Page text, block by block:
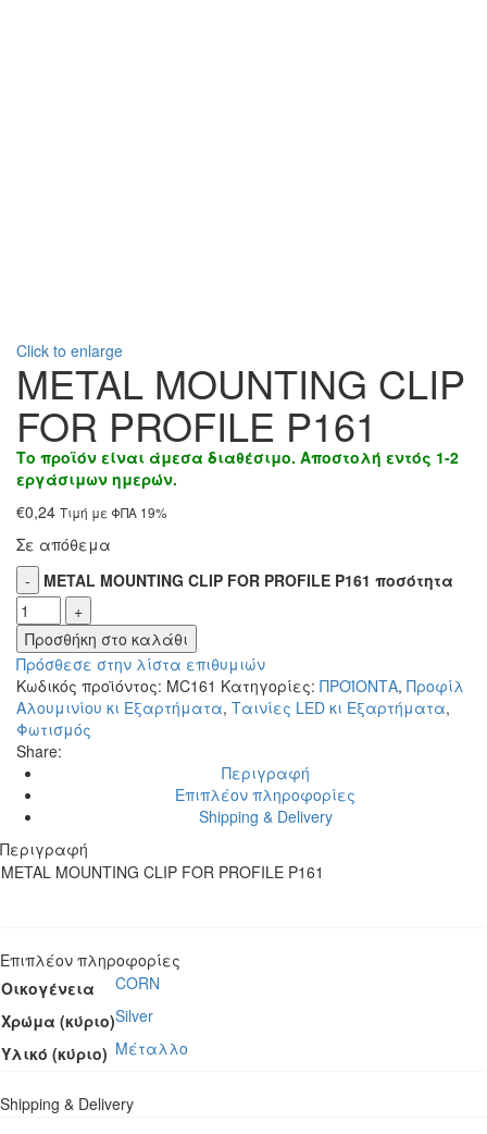
Click to enlarge
METAL MOUNTING CLIP
FOR PROFILE P161
Το προϊόν είναι άμεσα διαθέσιμο. Αποστολή εντός 1-2
εργάσιμων ημερών.
€0,24 Τιμή με ΦΠΑ 19%
Σε απόθεμα
METAL MOUNTING CLIP FOR PROFILE P161 ποσότητα
Προσθήκη στο καλάθι
Πρόσθεσε στην λίστα επιθυμιών
Κωδικός προϊόντος: MC161 Κατηγορίες: ΠΡΟΪΟΝΤΑ, Προφίλ
Αλουμινίου κι Εξαρτήματα, Ταινίες LED κι Εξαρτήματα,
Φωτισμός
Share:
Περιγραφή
Επιπλέον πληροφορίες
Shipping & Delivery
Περιγραφή
METAL MOUNTING CLIP FOR PROFILE P161
Επιπλέον πληροφορίες
Οικογένεια
CORN
Χρώμα (κύριο)Silver
Υλικό (κύριο) Μέταλλο
Shipping & Delivery